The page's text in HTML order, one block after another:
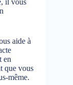
aide à
en
que vous
même.